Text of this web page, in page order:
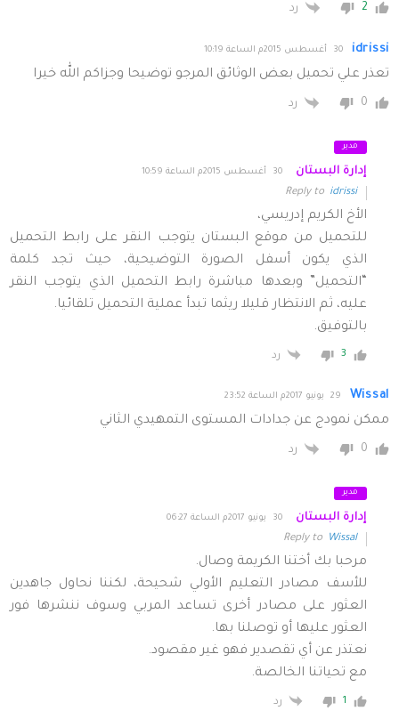
2 رد
idrissi 30 أغسطس 2015م الساعة 10:19
تعذر علي تحميل بعض الوثائق المرجو توضيحا وجزاكم الله خيرا
0 رد
مدير
إدارة البستان 30 أغسطس 2015م الساعة 10:59
Reply to idrissi
الأخ الكريم إدريسي،
للتحميل من موقع البستان يتوجب النقر على رابط التحميل
الذي يكون أسفل الصورة التوضيحية، حيث تجد كلمة
“التحميل” وبعدها مباشرة رابط التحميل الذي يتوجب النقر
عليه، ثم الانتظار قليلا ريثما تبدأ عملية التحميل تلقائيا.
بالتوفيق.
3 رد
Wissal 29 يونيو 2017م الساعة 23:52
ممكن نمودج عن جدادات المستوى التمهيدي الثاني
0 رد
مدير
إدارة البستان 30 يونيو 2017م الساعة 06:27
Reply to Wissal
مرحبا بك أختنا الكريمة وصال.
للأسف مصادر التعليم الأولي شحيحة، لكننا نحاول جاهدين
العثور على مصادر أخرى تساعد المربي وسوف ننشرها فور
العثور عليها أو توصلنا بها.
نعتذر عن أي تقصدير فهو غير مقصود.
مع تحياتنا الخالصة.
1 رد